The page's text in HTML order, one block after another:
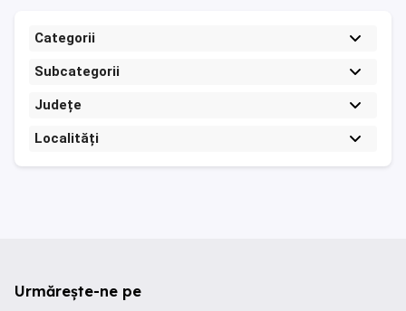
Categorii
Subcategorii
Județe
Localități
Urmărește-ne pe